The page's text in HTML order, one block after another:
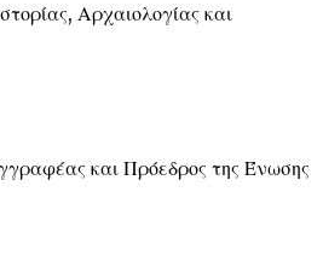
Αρχαιολογίας και
και Πρόεδρος της Ένωσης